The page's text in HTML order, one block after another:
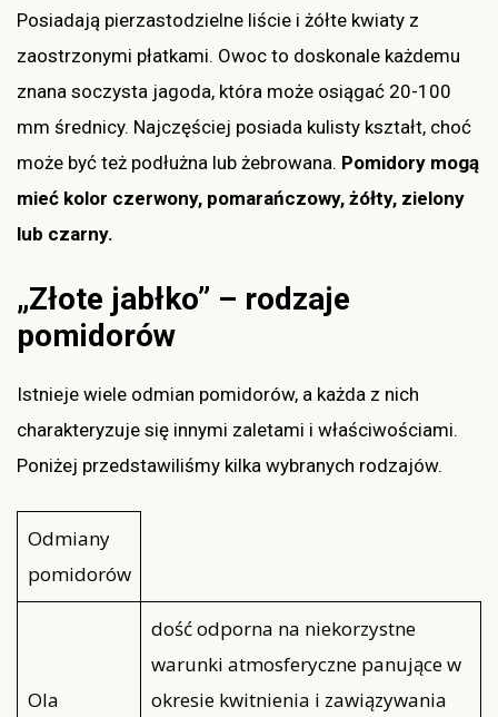
Posiadają pierzastodzielne liście i żółte kwiaty z
zaostrzonymi płatkami. Owoc to doskonale każdemu
znana soczysta jagoda, która może osiągać 20-100
mm średnicy. Najczęściej posiada kulisty kształt, choć
może być też podłużna lub żebrowana. Pomidory mogą
mieć kolor czerwony, pomarańczowy, żółty, zielony
lub czarny.
„Złote jabłko” – rodzaje
pomidorów
Istnieje wiele odmian pomidorów, a każda z nich
charakteryzuje się innymi zaletami i właściwościami.
Poniżej przedstawiliśmy kilka wybranych rodzajów.
Odmiany
pomidorów
Ola
dość odporna na niekorzystne
warunki atmosferyczne panujące w
okresie kwitnienia i zawiązywania